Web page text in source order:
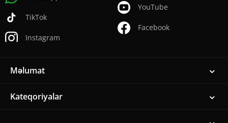
TikTok
Instagram
YouTube
Facebook
Məlumat
Kateqoriyalar